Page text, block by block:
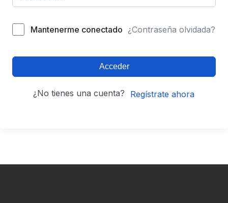
Mantenerme conectado ¿Contraseña olvidada?
Acceder
¿No tienes una cuenta? Regístrate ahora